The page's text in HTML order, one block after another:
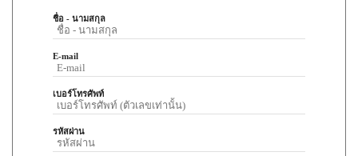
ชื่อ - นามสกุล
E-mail
เบอร์โทรศัพท์
รหัสผ่าน